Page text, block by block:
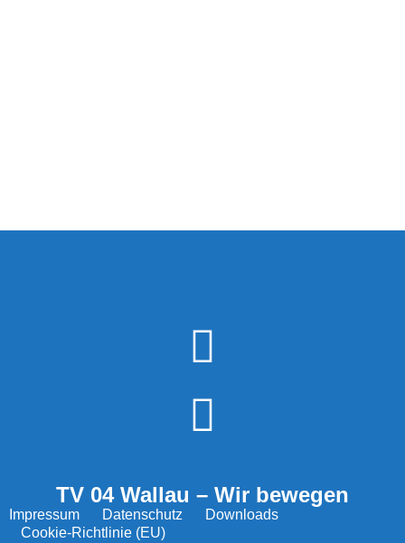
TV 04 Wallau – Wir bewegen
Impressum Datenschutz
Downloads
Cookie-Richtlinie (EU)